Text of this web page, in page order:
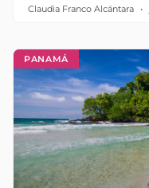
Claudia Franco Alcántara
PANAMÁ